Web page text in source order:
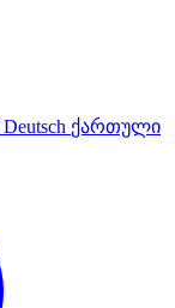
Deutsch ქართული